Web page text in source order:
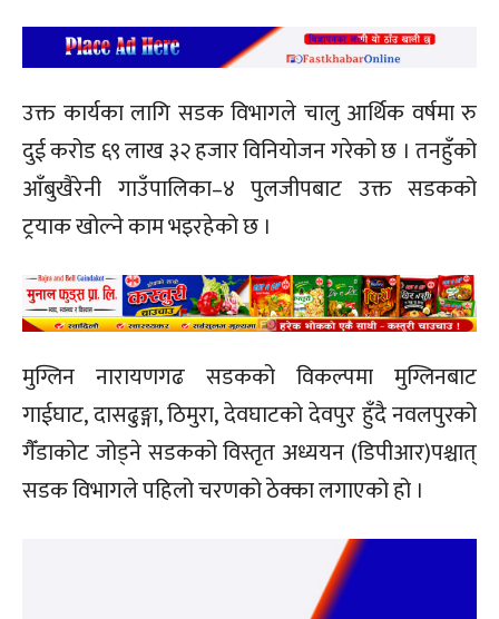
उक्त कार्यका लागि सडक विभागले चालु आर्थिक वर्षमा रु
दुई करोड ६९ लाख ३२ हजार विनियोजन गरेको छ । तनहुँको
आँबुखैरेनी गाउँपालिका–४ पुलजीपबाट उक्त सडकको
ट्रयाक खोल्ने काम भइरहेको छ ।
मुग्लिन नारायणगढ सडकको विकल्पमा मुग्लिनबाट
गाईघाट, दासढुङ्गा, ठिमुरा, देवघाटको देवपुर हुँदै नवलपुरको
गैँडाकोट जोड्ने सडकको विस्तृत अध्ययन (डिपीआर)पश्चात्
सडक विभागले पहिलो चरणको ठेक्का लगाएको हो ।